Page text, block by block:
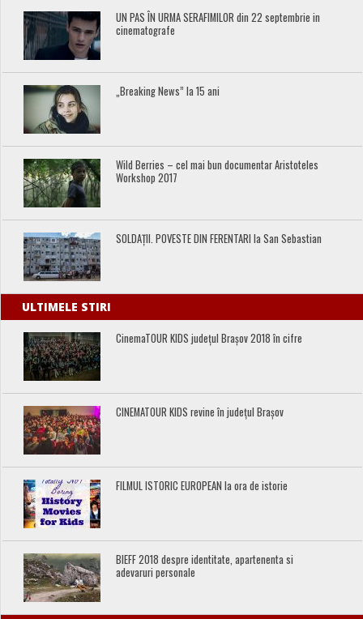
UN PAS ÎN URMA SERAFIMILOR din 22 septembrie in
cinematografe
„Breaking News” la 15 ani
Wild Berries – cel mai bun documentar Aristoteles
Workshop 2017
SOLDAȚII. POVESTE DIN FERENTARI la San Sebastian
ULTIMELE STIRI
CinemaTOUR KIDS județul Brașov 2018 în cifre
CINEMATOUR KIDS revine în județul Brașov
FILMUL ISTORIC EUROPEAN la ora de istorie
BIEFF 2018 despre identitate, apartenenta si
adevaruri personale